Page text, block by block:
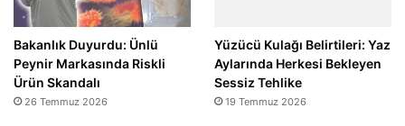
Bakanlık Duyurdu: Ünlü
Peynir Markasında Riskli
Ürün Skandalı
26 Temmuz 2026
Yüzücü Kulağı Belirtileri: Yaz
Aylarında Herkesi Bekleyen
Sessiz Tehlike
19 Temmuz 2026